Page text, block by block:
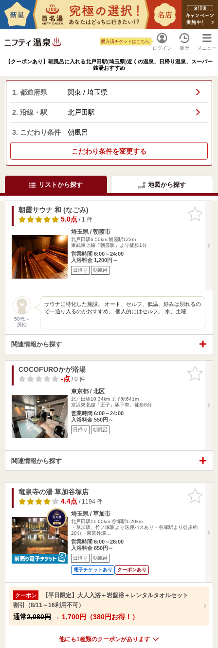
ログイン
購入済チケットはこちら
履歴 メニュー
【クーポンあり】朝風呂に入れる北戸田駅(埼玉県)近くの温泉、日帰り温泉、スーパー
銭湯おすすめ
1. 都道府県 関東 / 埼玉県
2. 沿線・駅 北戸田駅
3. こだわり条件 朝風呂
こだわり条件を変更する
リストから探す 地図から探す
お気に入
りに追加
朝霞サウナ 和 (なごみ)
5.0点/ 1 件
埼玉県 / 朝霞市
北戸田駅6.50km 朝霞駅123m
東武東上線『朝霞駅』より徒歩1分
営業時間 6:00～24:00
入浴料金 1,200円～
日帰り 朝風呂
50代～
男性
サウナに特化した施設。 オート、セルフ、低温。好みは別れるの
で一通り入るのがおすすめ。 個人的にはセルフ。 水、土曜…
関連情報から探す
お気に入
りに追加
COCOFUROかが浴場
-点/ 0 件
東京都 / 北区
北戸田駅10.34km 王子駅641m
京浜東北線「王子」駅下車、徒歩8分
営業時間 6:00～24:00
入浴料金 550円～
日帰り 朝風呂
関連情報から探す
お気に入
りに追加
竜泉寺の湯 草加谷塚店
4.4点/ 1194 件
埼玉県 / 草加市
北戸田駅11.60km 谷塚駅1.20km
・草加駅、竹ノ塚駅より送迎バスあり・谷塚駅より徒歩約
20分・東京外環…
営業時間 6:00～26:00
入浴料金 850円～
日帰り 朝風呂
電子チケットあり クーポンあり
クーポン
【平日限定】大人入浴＋岩盤浴＋レンタルタオルセット
割引（8/11～16利用不可）
通常2,080円 → 1,700円（380円お得！）
他にも1種類のクーポンがあります